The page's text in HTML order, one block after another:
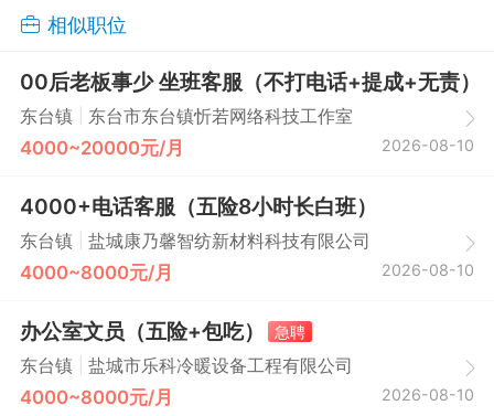
相似职位
00后老板事少 坐班客服（不打电话+提成+无责）
东台镇 东台市东台镇忻若网络科技工作室
4000~20000元/月 2026-08-10
4000+电话客服（五险8小时长白班）
东台镇 盐城康乃馨智纺新材料科技有限公司
4000~8000元/月 2026-08-10
办公室文员（五险+包吃）
急聘
东台镇
盐城市乐科冷暖设备工程有限公司
4000~8000元/月 2026-08-10